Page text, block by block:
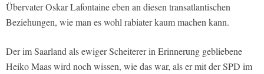
Übervater Oskar Lafontaine eben an diesen transatlantischen
Beziehungen, wie man es wohl rabiater kaum machen kann.
Der im Saarland als ewiger Scheiterer in Erinnerung gebliebene
Heiko Maas wird noch wissen, wie das war, als er mit der SPD im